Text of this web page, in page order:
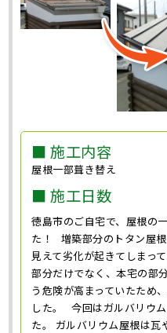
■ 施工内容
屋根一部葺き替え
■ 施工日数
徳島市のご自宅で、屋根の
た！ 増築部分のトタン屋
見えて劣化が起きてしまっ
部分だけでなく、本宅の部
う危険が高まっていたため
した。 今回はガルバリウ
た。 ガルバリウム屋根は瓦